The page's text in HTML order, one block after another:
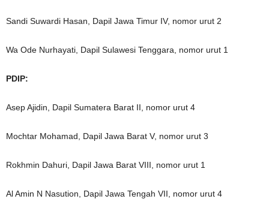
Sandi Suwardi Hasan, Dapil Jawa Timur IV, nomor urut 2
Wa Ode Nurhayati, Dapil Sulawesi Tenggara, nomor urut 1
PDIP:
Asep Ajidin, Dapil Sumatera Barat II, nomor urut 4
Mochtar Mohamad, Dapil Jawa Barat V, nomor urut 3
Rokhmin Dahuri, Dapil Jawa Barat VIII, nomor urut 1
Al Amin N Nasution, Dapil Jawa Tengah VII, nomor urut 4